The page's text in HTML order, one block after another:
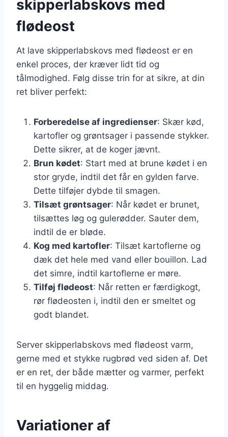
skipperlabskovs med
flødeost
At lave skipperlabskovs med flødeost er en
enkel proces, der kræver lidt tid og
tålmodighed. Følg disse trin for at sikre, at din
ret bliver perfekt:
Forberedelse af ingredienser: Skær kød,
kartofler og grøntsager i passende stykker.
Dette sikrer, at de koger jævnt.
Brun kødet: Start med at brune kødet i en
stor gryde, indtil det får en gylden farve.
Dette tilføjer dybde til smagen.
Tilsæt grøntsager: Når kødet er brunet,
tilsættes løg og gulerødder. Sauter dem,
indtil de er bløde.
Kog med kartofler: Tilsæt kartoflerne og
dæk det hele med vand eller bouillon. Lad
det simre, indtil kartoflerne er møre.
Tilføj flødeost: Når retten er færdigkogt,
rør flødeosten i, indtil den er smeltet og
godt blandet.
Server skipperlabskovs med flødeost varm,
gerne med et stykke rugbrød ved siden af. Det
er en ret, der både mætter og varmer, perfekt
til en hyggelig middag.
Variationer af